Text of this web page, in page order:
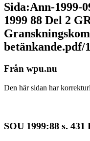
Sida:Ann-1999-
1999 88 Del 2
betänkande.pdf/
Från wpu.nu
Den här sidan har
SOU 1999:88 s.